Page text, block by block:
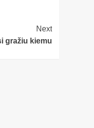
Next
gražiu kiemu